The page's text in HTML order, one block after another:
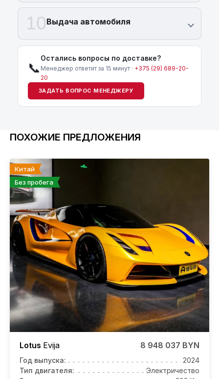
10Выдача автомобиля
📞
Остались вопросы по доставке?
Менеджер ответит за 15 минут · +375 (29) 689-20-
20
ЗАДАТЬ ВОПРОС МЕНЕДЖЕРУ
ПОХОЖИЕ ПРЕДЛОЖЕНИЯ
Китай
Без пробега
Lotus Evija 8 948 037 BYN
Год выпуска:
2024
Тип двигателя:
Электричество